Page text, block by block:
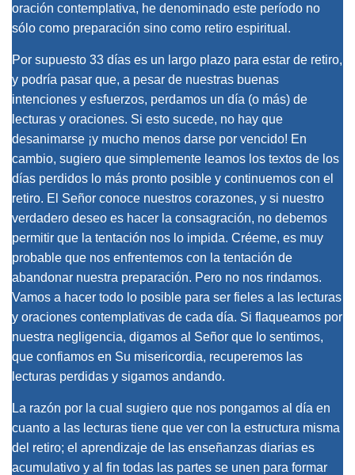
oración contemplativa, he denominado este período no
sólo como preparación sino como retiro espiritual.
Por supuesto 33 días es un largo plazo para estar de retiro,
y podría pasar que, a pesar de nuestras buenas
intenciones y esfuerzos, perdamos un día (o más) de
lecturas y oraciones. Si esto sucede, no hay que
desanimarse ¡y mucho menos darse por vencido! En
cambio, sugiero que simplemente leamos los textos de los
días perdidos lo más pronto posible y continuemos con el
retiro. El Señor conoce nuestros corazones, y si nuestro
verdadero deseo es hacer la consagración, no debemos
permitir que la tentación nos lo impida. Créeme, es muy
probable que nos enfrentemos con la tentación de
abandonar nuestra preparación. Pero no nos rindamos.
Vamos a hacer todo lo posible para ser fieles a las lecturas
y oraciones contemplativas de cada día. Si flaqueamos por
nuestra negligencia, digamos al Señor que lo sentimos,
que confiamos en Su misericordia, recuperemos las
lecturas perdidas y sigamos andando.
La razón por la cual sugiero que nos pongamos al día en
cuanto a las lecturas tiene que ver con la estructura misma
del retiro; el aprendizaje de las enseñanzas diarias es
acumulativo y al fin todas las partes se unen para formar